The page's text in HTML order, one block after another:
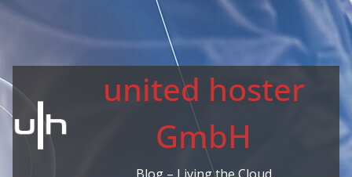
Skip
united hoster
GmbH